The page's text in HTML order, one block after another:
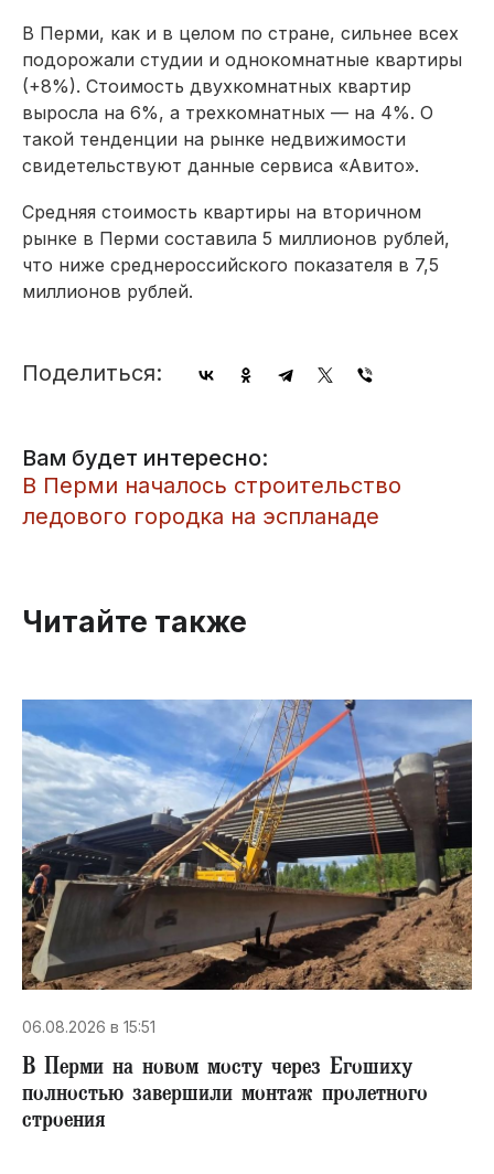
В Перми, как и в целом по стране, сильнее всех
подорожали студии и однокомнатные квартиры
(+8%). Стоимость двухкомнатных квартир
выросла на 6%, а трехкомнатных — на 4%. О
такой тенденции на рынке недвижимости
свидетельствуют данные сервиса «Авито».
Средняя стоимость квартиры на вторичном
рынке в Перми составила 5 миллионов рублей,
что ниже среднероссийского показателя в 7,5
миллионов рублей.
Поделиться:
Вам будет интересно:
​В Перми началось строительство
ледового городка на эспланаде
Читайте также
06.08.2026 в 15:51
В Перми на новом мосту через Егошиху
полностью завершили монтаж пролетного
строения